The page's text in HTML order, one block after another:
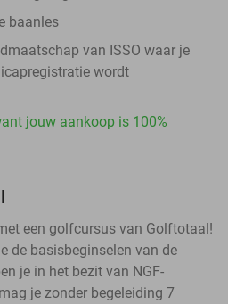
baanles
van ISSO waar je
wordt
jouw aankoop is 100%
een golfcursus van Golftotaal!
de basisbeginselen van de
je in het bezit van NGF-
je zonder begeleiding 7